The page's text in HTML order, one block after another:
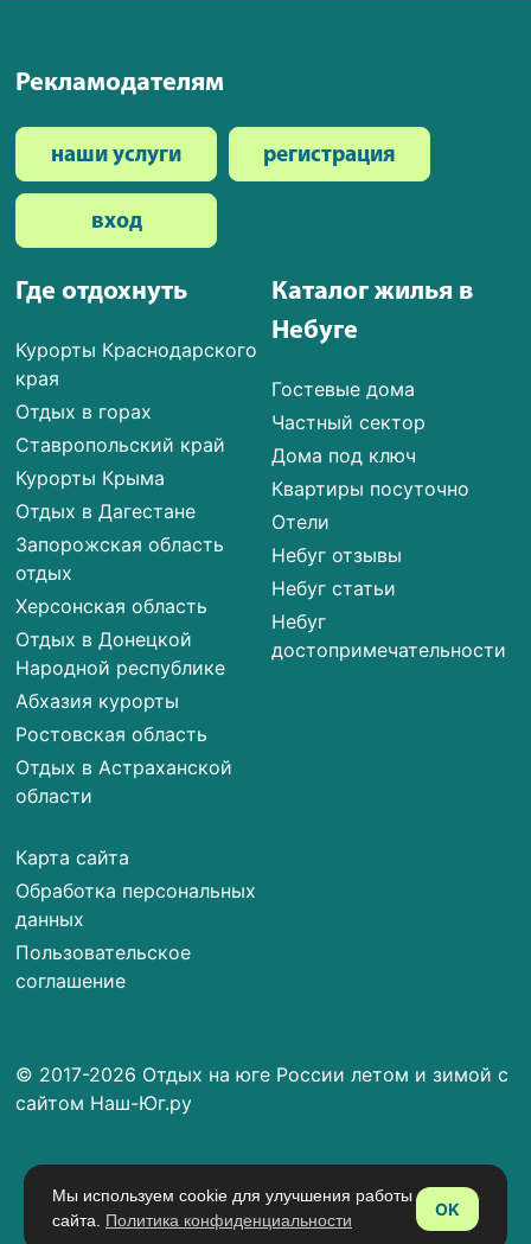
Где отдохнуть
Курорты Краснодарского
края
Отдых в горах
Ставропольский край
Курорты Крыма
Отдых в Дагестане
Запорожская область
отдых
Херсонская область
Отдых в Донецкой
Народной республике
Абхазия курорты
Ростовская область
Отдых в Астраханской
области
Карта сайта
Обработка персональных
данных
Пользовательское
соглашение
Каталог жилья в
Небуге
Гостевые дома
Частный сектор
Дома под ключ
Квартиры посуточно
Отели
Небуг отзывы
Небуг статьи
Небуг
достопримечательности
Рекламодателям
наши услуги регистрация
вход
© 2017-2026 Отдых на юге России летом и зимой с
сайтом Наш-Юг.ру
Мы используем cookie для улучшения работы
сайта. Политика конфиденциальности
OK